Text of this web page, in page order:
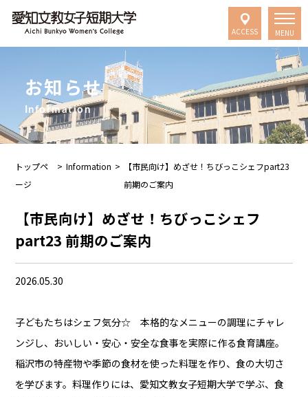
ACCESS
お知らせ
Information
MENU
トップペ
ージ
> Information >
【市民向け】めざせ！ちびっこシェフpart23
前期のご案内
【市民向け】めざせ！ちびっこシェフ
part23 前期のご案内
2026.05.30
子どもたちはシェフ気分☆ 本格的なメニューの調理にチャレ
ンジし、おいしい・安心・安全な食事を実際に作る食育講座。
稲沢市の特産物や季節の食材を使った料理を作り、食の大切さ
を学びます。料理作りには、愛知文教女子短期大学で学ぶ、食